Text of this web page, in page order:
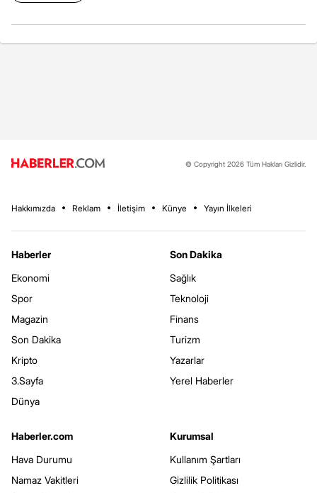
© Copyright 2026 Tüm Hakları Gizlidir.
Hakkımızda Reklam İletişim Künye Yayın İlkeleri
Haberler
Ekonomi
Spor
Magazin
Son Dakika
Kripto
3.Sayfa
Dünya
Son Dakika
Sağlık
Teknoloji
Finans
Turizm
Yazarlar
Yerel Haberler
Haberler.com
Hava Durumu
Namaz Vakitleri
Kurumsal
Kullanım Şartları
Gizlilik Politikası